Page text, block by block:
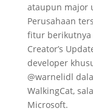
ataupun major
Perusahaan
fitur berikutnya
Creator’s
developer
@warnelidl
WalkingCat,
Microsoft.